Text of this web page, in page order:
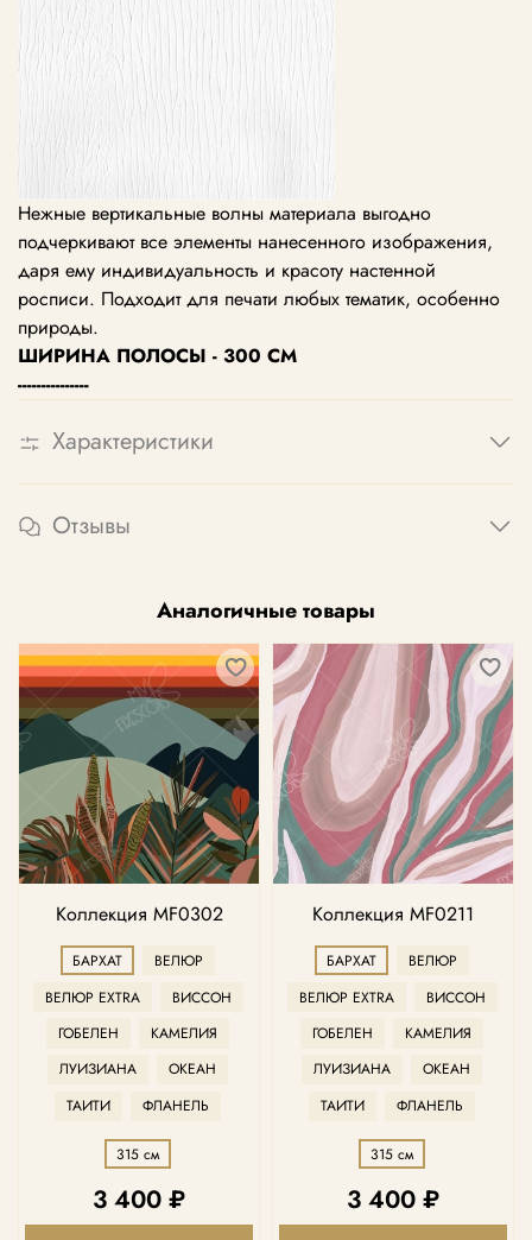
Нежные вертикальные волны материала выгодно
подчеркивают все элементы нанесенного изображения,
даря ему индивидуальность и красоту настенной
росписи. Подходит для печати любых тематик, особенно
природы.
ШИРИНА ПОЛОСЫ - 300 СМ
---------------
Характеристики
Отзывы
Аналогичные товары
Коллекция MF0302
БАРХАТ
ВЕЛЮР
ВЕЛЮР EXTRA
ВИССОН
ГОБЕЛЕН
КАМЕЛИЯ
ЛУИЗИАНА
ОКЕАН
ТАИТИ
ФЛАНЕЛЬ
315 см
3 400 ₽
Коллекция MF0211
БАРХАТ
ВЕЛЮР
ВЕЛЮР EXTRA
ВИССОН
ГОБЕЛЕН
КАМЕЛИЯ
ЛУИЗИАНА
ОКЕАН
ТАИТИ
ФЛАНЕЛЬ
315 см
3 400 ₽